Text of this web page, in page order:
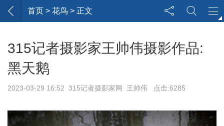
首页 > 花鸟 > 正文
315记者摄影家王帅伟摄影作品:
黑天鹅
2023-03-29 16:52 315记者摄影家网 王帅伟 点击:6285